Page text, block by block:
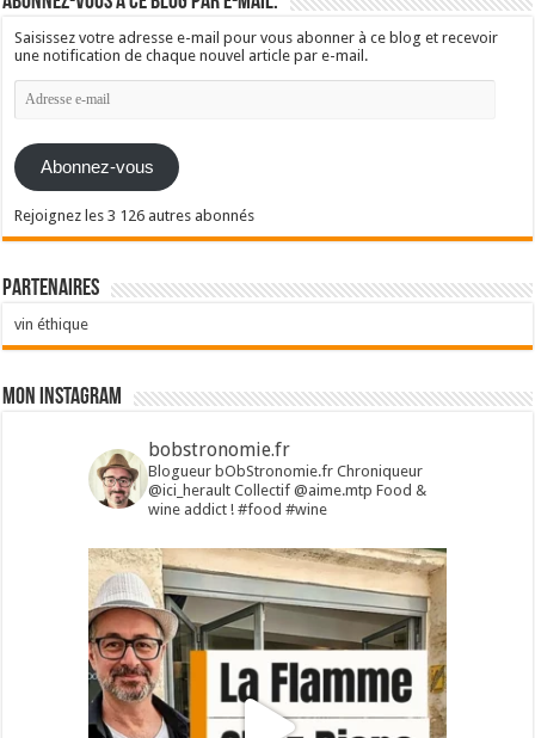
Saisissez votre adresse e-mail pour vous abonner à ce blog et recevoir
une notification de chaque nouvel article par e-mail.
Adresse
e-
Abonnez-vous
Rejoignez les 3 126 autres abonnés
Partenaires
vin éthique
Mon Instagram
bobstronomie.fr
Blogueur bObStronomie.fr Chroniqueur
@ici_heraultCollectif @aime.mtp Food &
wine addict !#food #wine